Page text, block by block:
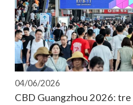
04/06/2026
CBD Guangzhou 2026: